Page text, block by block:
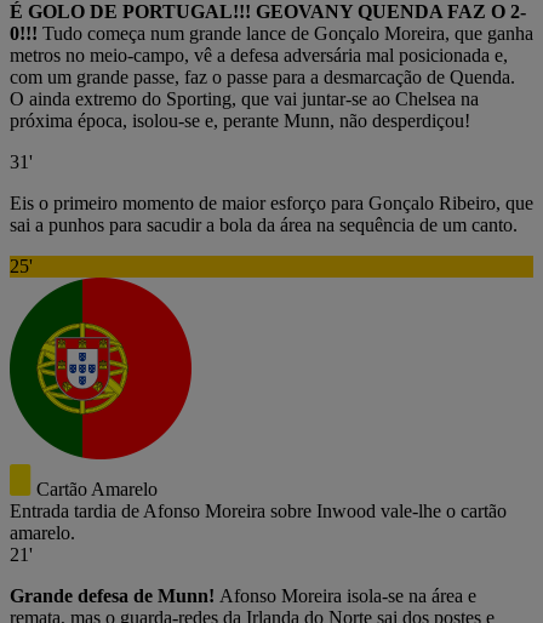
É GOLO DE PORTUGAL!!! GEOVANY QUENDA FAZ O 2-
0!!! Tudo começa num grande lance de Gonçalo Moreira, que ganha
metros no meio-campo, vê a defesa adversária mal posicionada e,
com um grande passe, faz o passe para a desmarcação de Quenda.
O ainda extremo do Sporting, que vai juntar-se ao Chelsea na
próxima época, isolou-se e, perante Munn, não desperdiçou!
31'
Eis o primeiro momento de maior esforço para Gonçalo Ribeiro, que
sai a punhos para sacudir a bola da área na sequência de um canto.
25'
Cartão Amarelo
Entrada tardia de Afonso Moreira sobre Inwood vale-lhe o cartão
amarelo.
21'
Grande defesa de Munn! Afonso Moreira isola-se na área e
remata, mas o guarda-redes da Irlanda do Norte sai dos postes e